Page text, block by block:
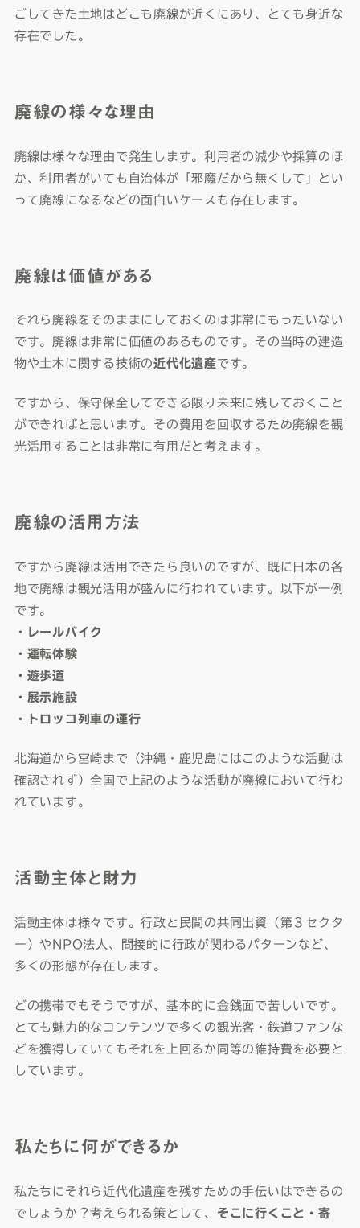
ごしてきた土地はどこも廃線が近くにあり、とても身近な
存在でした。
廃線の様々な理由
廃線は様々な理由で発生します。利用者の減少や採算のほ
か、利用者がいても自治体が「邪魔だから無くして」とい
って廃線になるなどの面白いケースも存在します。
廃線は価値がある
それら廃線をそのままにしておくのは非常にもったいない
です。廃線は非常に価値のあるものです。その当時の建造
物や土木に関する技術の近代化遺産です。
ですから、保守保全してできる限り未来に残しておくこと
ができればと思います。その費用を回収するため廃線を観
光活用することは非常に有用だと考えます。
廃線の活用方法
ですから廃線は活用できたら良いのですが、既に日本の各
地で廃線は観光活用が盛んに行われています。以下が一例
です。
・レールバイク
・運転体験
・遊歩道
・展示施設
・トロッコ列車の運行
北海道から宮崎まで（沖縄・鹿児島にはこのような活動は
確認されず）全国で上記のような活動が廃線において行わ
れています。
活動主体と財力
活動主体は様々です。行政と民間の共同出資（第３セクタ
ー）やNPO法人、間接的に行政が関わるパターンなど、
多くの形態が存在します。
どの携帯でもそうですが、基本的に金銭面で苦しいです。
とても魅力的なコンテンツで多くの観光客・鉄道ファンな
どを獲得していてもそれを上回るか同等の維持費を必要と
しています。
私たちに何ができるか
私たちにそれら近代化遺産を残すための手伝いはできるの
でしょうか？考えられる策として、 そこに行くこと・寄